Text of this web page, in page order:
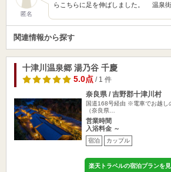
匿名
らこちらに足を伸ばしました。 温泉
関連情報から探す
十津川温泉郷 湯乃谷 千慶
5.0点/ 1 件
奈良県 / 吉野郡十津川村
国道168号経由 ※電車でお越し
（奈良県…
営業時間
入浴料金 ～
宿泊 カップル
楽天トラベルの宿泊プランを